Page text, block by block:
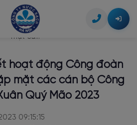
động Công đoàn năm 2022 và Gặp
mặt cá...
hoạt động Công đoàn
mặt các cán bộ Công
Quý Mão 2023
09:15:15